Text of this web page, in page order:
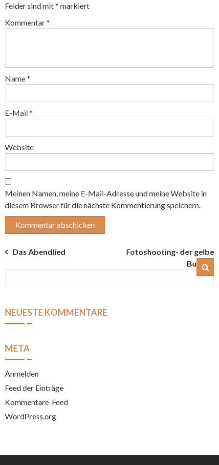
Felder sind mit* markiert
Kommentar*
Name*
E-Mail*
Website
Meinen Namen, meine E-Mail-Adresse und meine Website in
diesem Browser für die nächste Kommentierung speichern.
Beitrags-
Navigation
Das Abendlied
Fotoshooting- der gelbe
Bus…
NEUESTE KOMMENTARE
META
Anmelden
Feed der Einträge
Kommentare-Feed
WordPress.org